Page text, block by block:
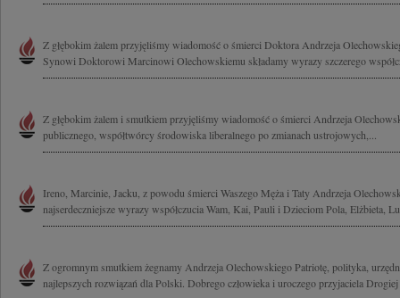
Z głębokim żalem przyjęliśmy wiadomość o śmierci Doktora Andrzeja
Synowi Doktorowi Marcinowi Olechowskiemu składamy wyrazy szczerego
Z głębokim żalem i smutkiem przyjęliśmy wiadomość o śmierci Andrzeja
publicznego, współtwórcy środowiska liberalnego po zmianach ustrojowych,...
Ireno, Marcinie, Jacku, z powodu śmierci Waszego Męża i Taty Andrzeja
najserdeczniejsze wyrazy współczucia Wam, Kai, Pauli i Dzieciom Pola, Elżbieta,
Z ogromnym smutkiem żegnamy Andrzeja Olechowskiego Patriotę, polityka,
najlepszych rozwiązań dla Polski. Dobrego człowieka i uroczego przyjaciela